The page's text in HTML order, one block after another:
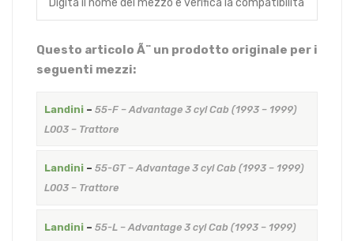
Questo articolo Ã¨ un prodotto originale per i
seguenti mezzi:
Landini– 55-F – Advantage 3 cyl Cab (1993 – 1999)
L003 – Trattore
Landini– 55-GT – Advantage 3 cyl Cab (1993 – 1999)
L003 – Trattore
Landini– 55-L – Advantage 3 cyl Cab (1993 – 1999)